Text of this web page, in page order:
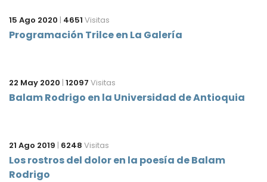
15 Ago 2020 | 4651 Visitas
Programación Trilce en La Galería
22 May 2020 | 12097 Visitas
Balam Rodrigo en la Universidad de Antioquia
21 Ago 2019 | 6248 Visitas
Los rostros del dolor en la poesía de Balam
Rodrigo